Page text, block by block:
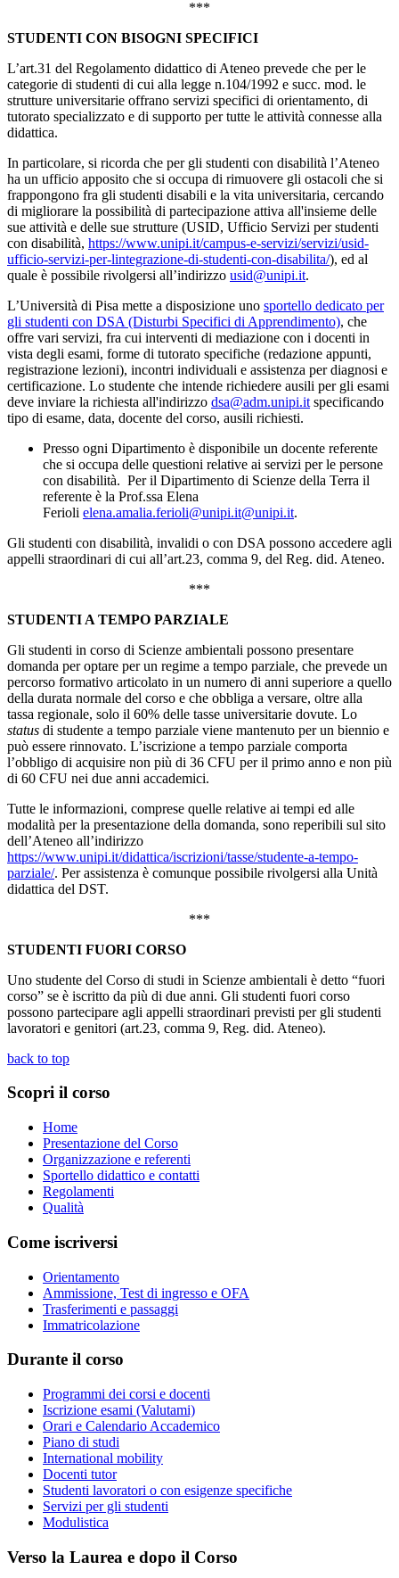
***
STUDENTI CON BISOGNI SPECIFICI
L’art.31 del Regolamento didattico di Ateneo prevede che per le
categorie di studenti di cui alla legge n.104/1992 e succ. mod. le
strutture universitarie offrano servizi specifici di orientamento, di
tutorato specializzato e di supporto per tutte le attività connesse alla
didattica.
In particolare, si ricorda che per gli studenti con disabilità l’Ateneo
ha un ufficio apposito che si occupa di rimuovere gli ostacoli che si
frappongono fra gli studenti disabili e la vita universitaria, cercando
di migliorare la possibilità di partecipazione attiva all'insieme delle
sue attività e delle sue strutture (USID, Ufficio Servizi per studenti
con disabilità, https://www.unipi.it/campus-e-servizi/servizi/usid-
ufficio-servizi-per-lintegrazione-di-studenti-con-disabilita/), ed al
quale è possibile rivolgersi all’indirizzo usid@unipi.it.
L’Università di Pisa mette a disposizione uno sportello dedicato per
gli studenti con DSA (Disturbi Specifici di Apprendimento), che
offre vari servizi, fra cui interventi di mediazione con i docenti in
vista degli esami, forme di tutorato specifiche (redazione appunti,
registrazione lezioni), incontri individuali e assistenza per diagnosi e
certificazione. Lo studente che intende richiedere ausili per gli esami
deve inviare la richiesta all'indirizzo dsa@adm.unipi.it specificando
tipo di esame, data, docente del corso, ausili richiesti.
Presso ogni Dipartimento è disponibile un docente referente
che si occupa delle questioni relative ai servizi per le persone
con disabilità. Per il Dipartimento di Scienze della Terra il
referente è la Prof.ssa Elena
Ferioli elena.amalia.ferioli@unipi.it@unipi.it.
Gli studenti con disabilità, invalidi o con DSA possono accedere agli
appelli straordinari di cui all’art.23, comma 9, del Reg. did. Ateneo.
***
STUDENTI A TEMPO PARZIALE
Gli studenti in corso di Scienze ambientali possono presentare
domanda per optare per un regime a tempo parziale, che prevede un
percorso formativo articolato in un numero di anni superiore a quello
della durata normale del corso e che obbliga a versare, oltre alla
tassa regionale, solo il 60% delle tasse universitarie dovute. Lo
status di studente a tempo parziale viene mantenuto per un biennio e
può essere rinnovato. L’iscrizione a tempo parziale comporta
l’obbligo di acquisire non più di 36 CFU per il primo anno e non più
di 60 CFU nei due anni accademici.
Tutte le informazioni, comprese quelle relative ai tempi ed alle
modalità per la presentazione della domanda, sono reperibili sul sito
dell’Ateneo all’indirizzo
https://www.unipi.it/didattica/iscrizioni/tasse/studente-a-tempo-
parziale/. Per assistenza è comunque possibile rivolgersi alla Unità
didattica del DST.
***
STUDENTI FUORI CORSO
Uno studente del Corso di studi in Scienze ambientali è detto “fuori
corso” se è iscritto da più di due anni. Gli studenti fuori corso
possono partecipare agli appelli straordinari previsti per gli studenti
lavoratori e genitori (art.23, comma 9, Reg. did. Ateneo).
back to top
Scopri il corso
Home
Presentazione del Corso
Organizzazione e referenti
Sportello didattico e contatti
Regolamenti
Qualità
Come iscriversi
Orientamento
Ammissione, Test di ingresso e OFA
Trasferimenti e passaggi
Immatricolazione
Durante il corso
Programmi dei corsi e docenti
Iscrizione esami (Valutami)
Orari e Calendario Accademico
Piano di studi
International mobility
Docenti tutor
Studenti lavoratori o con esigenze specifiche
Servizi per gli studenti
Modulistica
Verso la Laurea e dopo il Corso